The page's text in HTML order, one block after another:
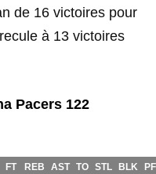
de 16 victoires pour
à 13 victoires
Pacers 122
FT REB AST TO STL BLK
PF